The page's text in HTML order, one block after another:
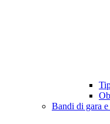
Bandi di gara